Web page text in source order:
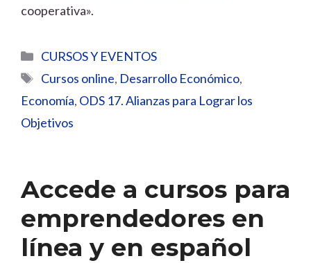
cooperativa».
Categorías
CURSOS Y EVENTOS
Etiquetas
Cursos online, Desarrollo Económico,
Economía, ODS 17. Alianzas para Lograr los
Objetivos
Accede a cursos para
emprendedores en
línea y en español